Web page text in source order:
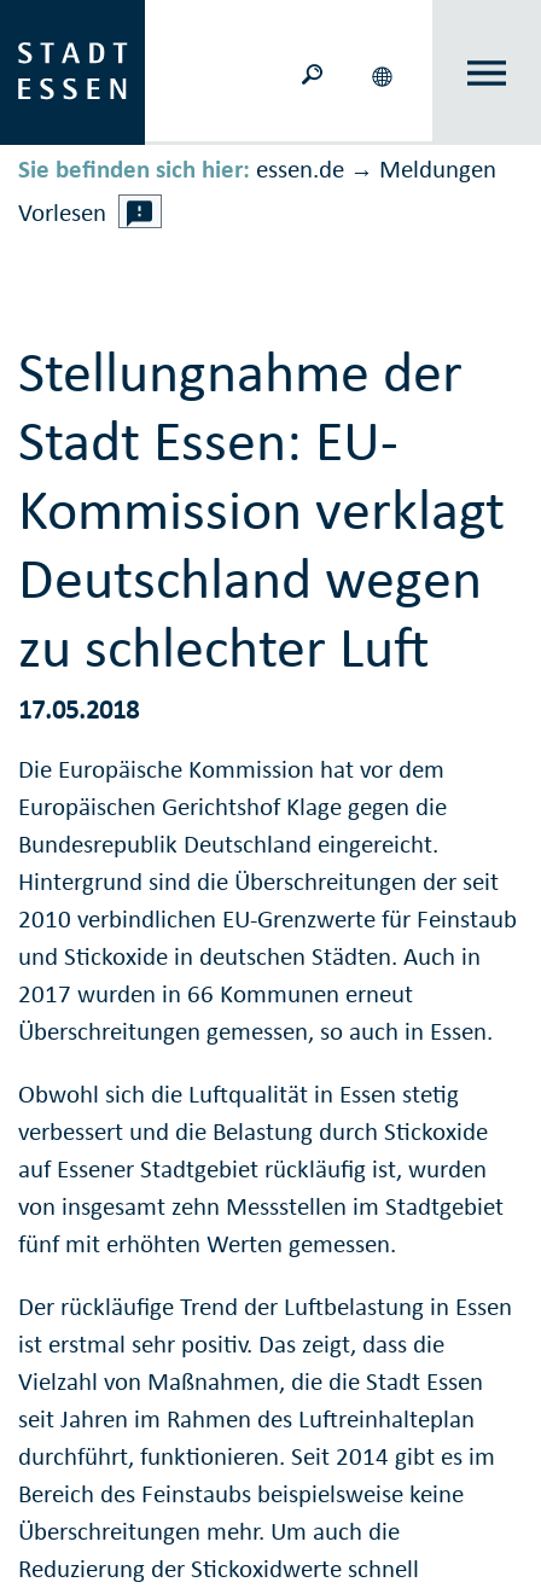
Sie befinden sich hier: essen.de → Meldungen
Vorlesen
Stellungnahme der
Stadt Essen: EU-
Kommission verklagt
Deutschland wegen
zu schlechter Luft
17.05.2018
Die Europäische Kommission hat vor dem
Europäischen Gerichtshof Klage gegen die
Bundesrepublik Deutschland eingereicht.
Hintergrund sind die Überschreitungen der seit
2010 verbindlichen EU-Grenzwerte für Feinstaub
und Stickoxide in deutschen Städten. Auch in
2017 wurden in 66 Kommunen erneut
Überschreitungen gemessen, so auch in Essen.
Obwohl sich die Luftqualität in Essen stetig
verbessert und die Belastung durch Stickoxide
auf Essener Stadtgebiet rückläufig ist, wurden
von insgesamt zehn Messstellen im Stadtgebiet
fünf mit erhöhten Werten gemessen.
Der rückläufige Trend der Luftbelastung in Essen
ist erstmal sehr positiv. Das zeigt, dass die
Vielzahl von Maßnahmen, die die Stadt Essen
seit Jahren im Rahmen des Luftreinhalteplan
durchführt, funktionieren. Seit 2014 gibt es im
Bereich des Feinstaubs beispielsweise keine
Überschreitungen mehr. Um auch die
Reduzierung der Stickoxidwerte schnell